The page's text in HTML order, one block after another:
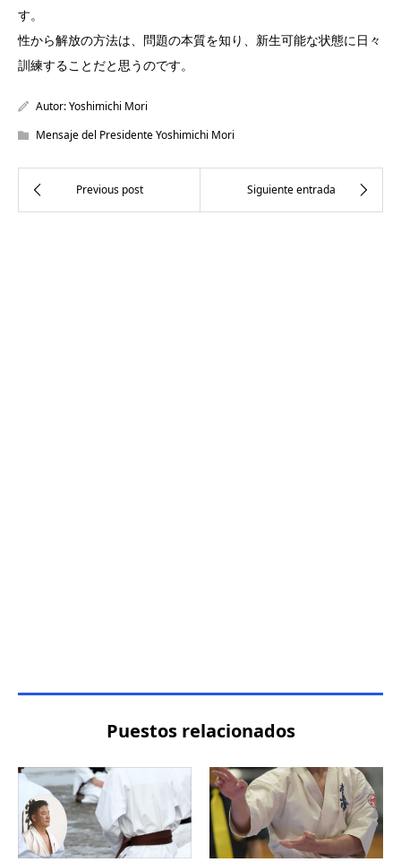
す。
性から解放の方法は、問題の本質を知り、新生可能な状態に日々
訓練することだと思うのです。
Autor:Yoshimichi Mori
Mensaje del Presidente Yoshimichi Mori
Puestos relacionados